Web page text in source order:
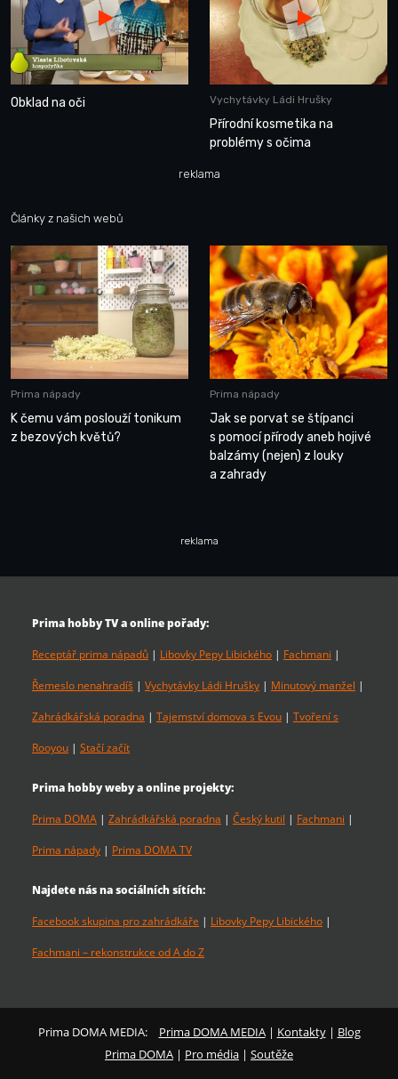
Obklad na oči Vychytávky Ládi Hrušky
Přírodní kosmetika na
problémy s očima
reklama
Články z našich webů
Prima nápady
K čemu vám poslouží tonikum
z bezových květů?
Prima nápady
Jak se porvat se štípanci
s pomocí přírody aneb hojivé
balzámy (nejen) z louky
a zahrady
reklama
Prima hobby TV a online pořady:
Receptář prima nápadů | Libovky Pepy Libického | Fachmani |
Řemeslo nenahradíš | Vychytávky Ládi Hrušky | Minutový manžel |
Zahrádkářská poradna | Tajemství domova s Evou | Tvoření s
Rooyou | Stačí začít
Prima hobby weby a online projekty:
Prima DOMA | Zahrádkářská poradna | Český kutil | Fachmani |
Prima nápady | Prima DOMA TV
Najdete nás na sociálních sítích:
Facebook skupina pro zahrádkáře | Libovky Pepy Libického |
Fachmani – rekonstrukce od A do Z
Prima DOMA MEDIA: Prima DOMA MEDIA| Kontakty| Blog
Prima DOMA | Pro média | Soutěže